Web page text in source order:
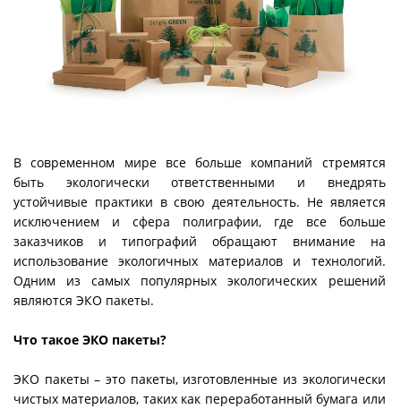
В современном мире все больше компаний стремятся
быть экологически ответственными и внедрять
устойчивые практики в свою деятельность. Не является
исключением и сфера полиграфии, где все больше
заказчиков и типографий обращают внимание на
использование экологичных материалов и технологий.
Одним из самых популярных экологических решений
являются ЭКО пакеты.
Что такое ЭКО пакеты?
ЭКО пакеты – это пакеты, изготовленные из экологически
чистых материалов, таких как переработанный бумага или